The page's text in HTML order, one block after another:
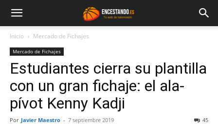
Inicio Mercado de Fichajes
Mercado de Fichajes
Estudiantes cierra su plantilla
con un gran fichaje: el ala-
pívot Kenny Kadji
Por Javier Maestro - 7 septiembre 2019 45